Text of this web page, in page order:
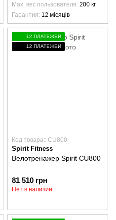
Max. вес пользователя 200 кг
Гарантия 12 місяців
12 ПЛАТЕЖЕЙ
12 ПЛАТЕЖЕЙ
Код товара:: CU800
Spirit Fitness
Велотренажер Spirit CU800
81 510 грн
Нет в наличии